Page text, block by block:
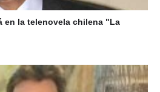
en la telenovela chilena "La